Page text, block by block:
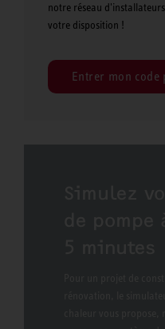
notre réseau
votre disposition !
Entrer mon code